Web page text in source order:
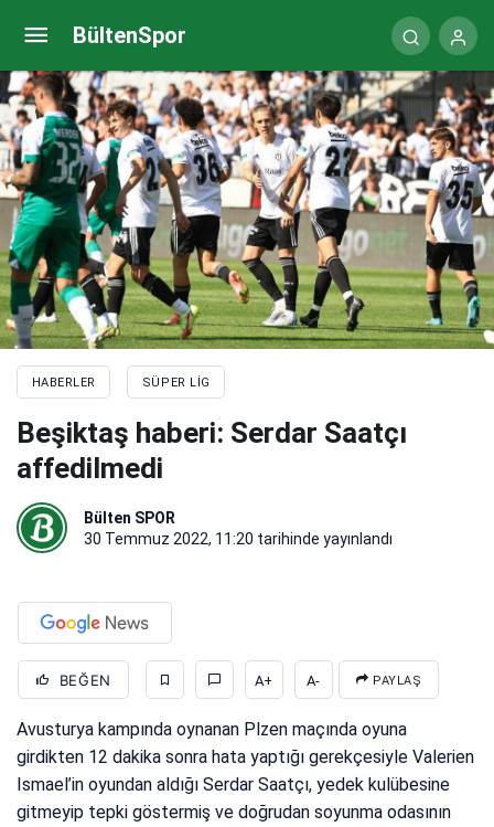
BültenSpor
HABERLER SÜPER LIG
Beşiktaş haberi: Serdar Saatçı
affedilmedi
Bülten SPOR
30 Temmuz 2022, 11:20 tarihinde yayınlandı
BEĞEN A+ A- PAYLAŞ
Avusturya kampında oynanan Plzen maçında oyuna
girdikten 12 dakika sonra hata yaptığı gerekçesiyle Valerien
Ismael’in oyundan aldığı Serdar Saatçı, yedek kulübesine
gitmeyip tepki göstermiş ve doğrudan soyunma odasının
Beşiktaş haberi: Sampdoria’ya dörtlü savunma